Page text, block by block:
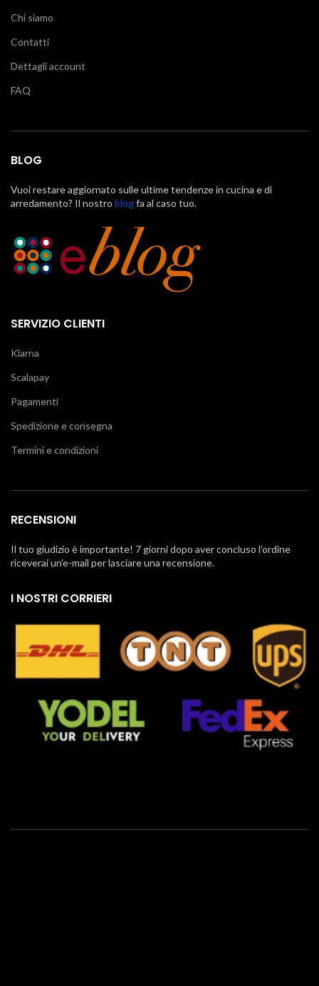
Chi siamo
Contatti
Dettagli account
FAQ
BLOG
Vuoi restare aggiornato sulle ultime tendenze in cucina e di
arredamento? Il nostro blogfa al caso tuo.
SERVIZIO CLIENTI
Klarna
Scalapay
Pagamenti
Spedizione e consegna
Termini e condizioni
RECENSIONI
Il tuo giudizio è importante! 7 giorni dopo aver concluso l'ordine
riceverai un'e-mail per lasciare una recensione.
I NOSTRI CORRIERI